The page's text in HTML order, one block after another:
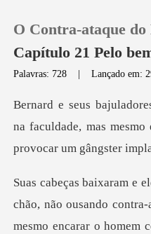
Histórico
Sair
O Contra-ataque
Capítulo 21 Pelo
Palavras: 728 |Lançado em:
na faculdade, mas
não ousando
mesmo encarar